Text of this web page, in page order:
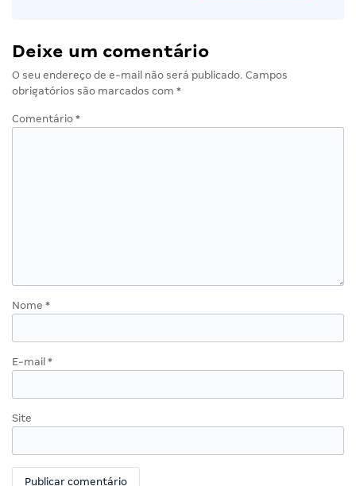
Deixe um comentário
O seu endereço de e-mail não será publicado. Campos
obrigatórios são marcados com *
Comentário *
Nome *
E-mail *
Site